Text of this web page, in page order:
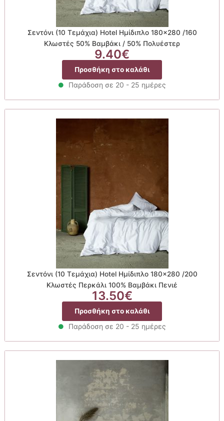
Σεντόνι (10 Τεμάχια) Hotel Ημίδιπλο 180×280 /160
Κλωστές 50% Βαμβάκι / 50% Πολυέστερ
9.40€
Προσθήκη στο καλάθι
Παράδοση σε 20 - 25 ημέρες
Σεντόνι (10 Τεμάχια) Hotel Ημίδιπλο 180×280 /200
Κλωστές Περκάλι 100% Βαμβάκι Πενιέ
13.50€
Προσθήκη στο καλάθι
Παράδοση σε 20 - 25 ημέρες